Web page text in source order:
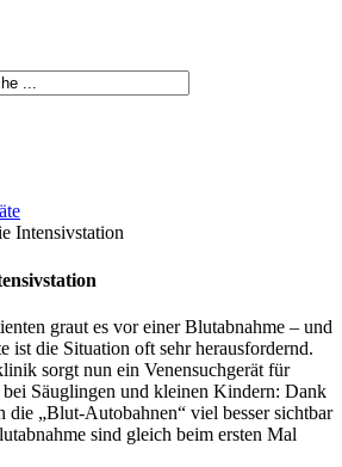
Intensivstation
graut es vor einer Blutabnahme – und
ist die Situation oft sehr herausfordernd.
sorgt nun ein Venensuchgerät für
Säuglingen und kleinen Kindern: Dank
die „Blut-Autobahnen“ viel besser sichtbar
sind gleich beim ersten Mal